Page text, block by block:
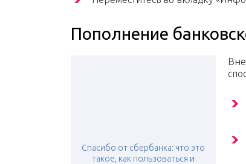
Пополнение
Спасибо от сбербанка: что это
такое, как пользоваться и